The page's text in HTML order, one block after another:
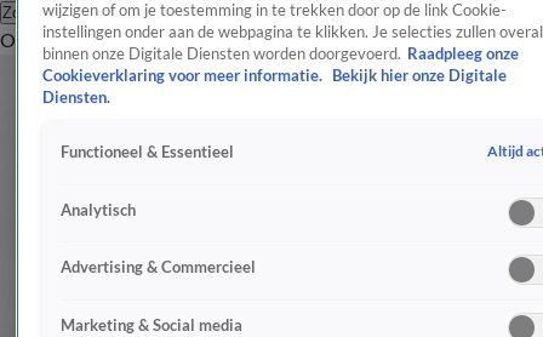
Zoeken
OverzichtEntertainmentSpraakmakendRealityCrimeVideo's
wijzigen of om je toestemming in te trekken door op de link Cookie-
instellingen onder aan de webpagina te klikken. Je selecties zullen overal
binnen onze Digitale Diensten worden doorgevoerd. Raadpleeg onze
Cookieverklaring voor meer informatie.
Bekijk hier onze Digitale
Diensten.
Functioneel & Essentieel Altijd
Analytisch
Advertising & Commercieel
Marketing & Social media